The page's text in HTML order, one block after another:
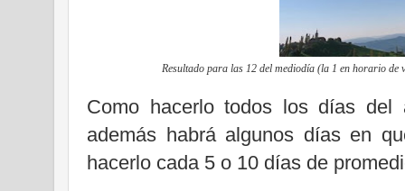
Resultado para las 12 del mediodía (la 1 en horario
Como hacerlo todos los días del
además habrá algunos días en
hacerlo cada 5 o 10 días de